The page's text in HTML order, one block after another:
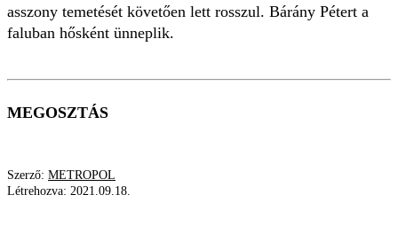
asszony temetését követően lett rosszul. Bárány Pétert a
faluban hősként ünneplik.
MEGOSZTÁS
Szerző: METROPOL
Létrehozva: 2021.09.18.